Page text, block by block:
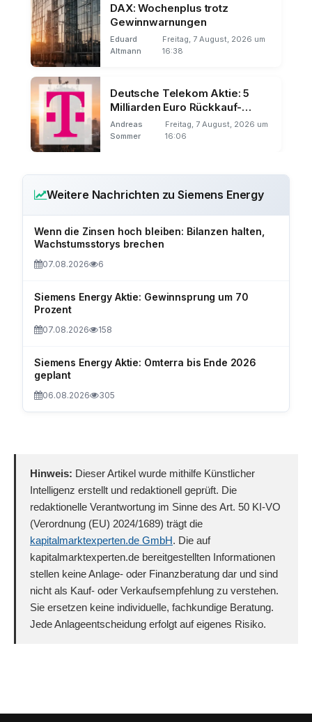
DAX: Wochenplus trotz
Gewinnwarnungen
Eduard
Altmann
Freitag, 7 August, 2026 um
16:38
Deutsche Telekom Aktie: 5
Milliarden Euro Rückkauf-
Offensive
Andreas
Sommer
Freitag, 7 August, 2026 um
16:06
Weitere Nachrichten zu Siemens Energy
Wenn die Zinsen hoch bleiben: Bilanzen halten,
Wachstumsstorys brechen
07.08.2026 6
Siemens Energy Aktie: Gewinnsprung um 70
Prozent
07.08.2026 158
Siemens Energy Aktie: Omterra bis Ende 2026
geplant
06.08.2026 305
Hinweis: Dieser Artikel wurde mithilfe Künstlicher
Intelligenz erstellt und redaktionell geprüft. Die
redaktionelle Verantwortung im Sinne des Art. 50 KI-VO
(Verordnung (EU) 2024/1689) trägt die
kapitalmarktexperten.de GmbH. Die auf
kapitalmarktexperten.de bereitgestellten Informationen
stellen keine Anlage- oder Finanzberatung dar und sind
nicht als Kauf- oder Verkaufsempfehlung zu verstehen.
Sie ersetzen keine individuelle, fachkundige Beratung.
Jede Anlageentscheidung erfolgt auf eigenes Risiko.